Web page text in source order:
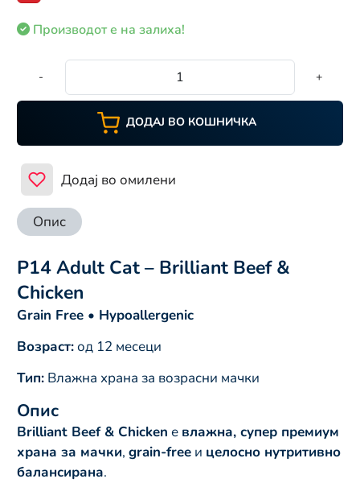
Производот е на залиха!
- +
ДОДАЈ ВО КОШНИЧКА
Додај во омилени
Опис
P14 Adult Cat – Brilliant Beef &
Chicken
Grain Free • Hypoallergenic
Возраст:од 12 месеци
Тип: Влажна храна за возрасни мачки
Опис
Brilliant Beef & Chicken е влажна, супер премиум
храна за мачки, grain-free и целосно нутритивно
балансирана.